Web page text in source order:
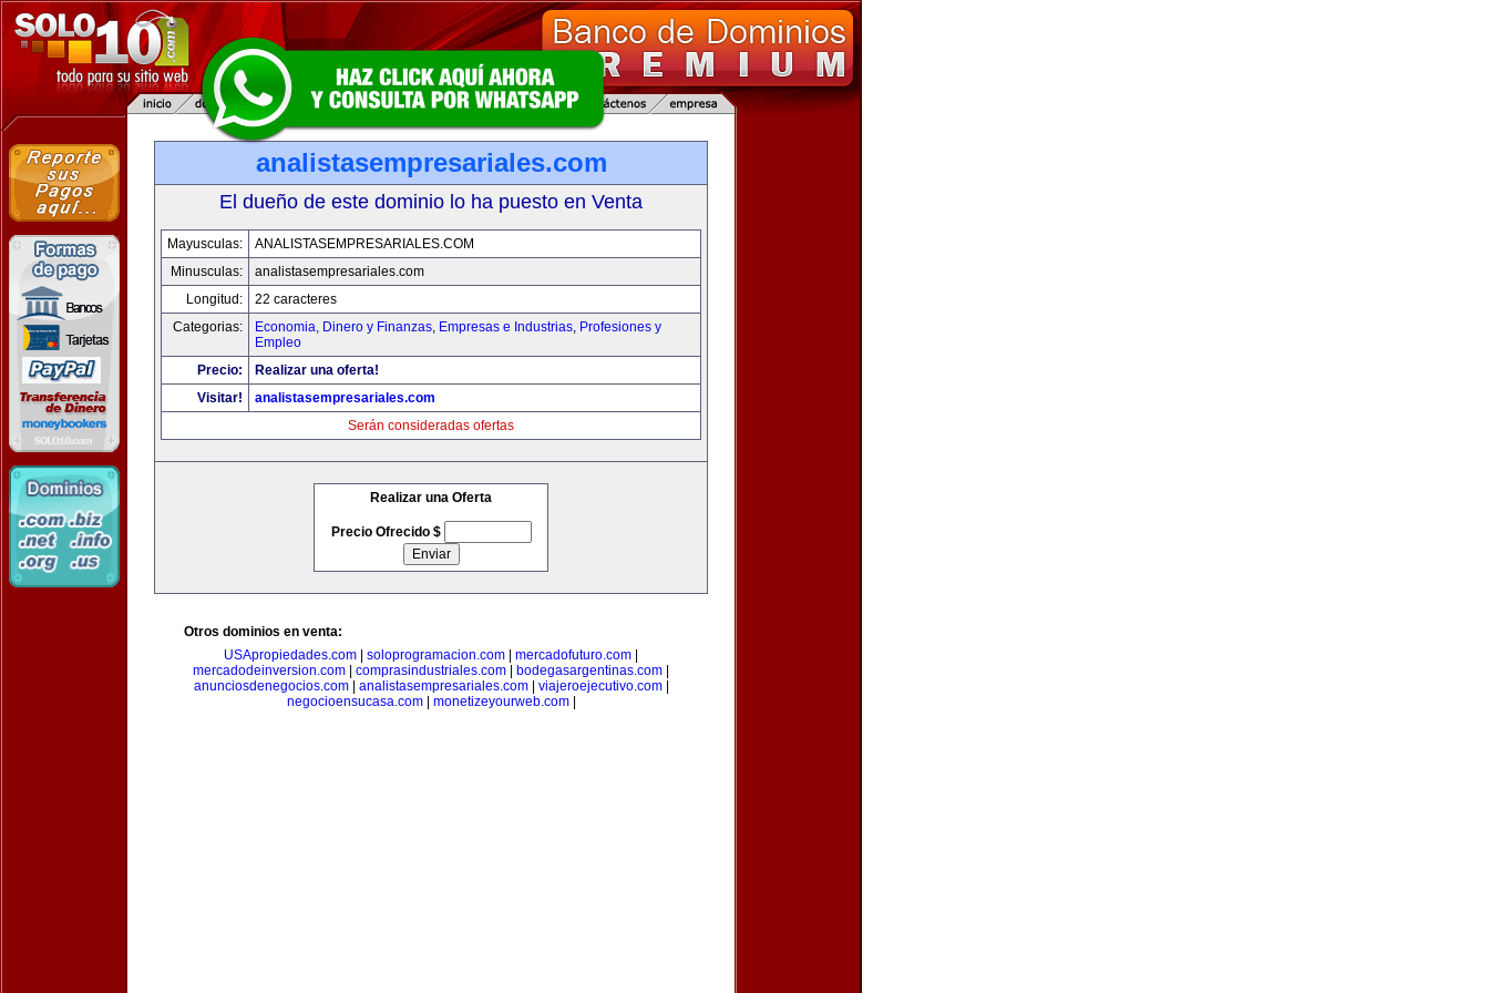
analistasempresariales.com
El dueño de este dominio lo ha puesto en Venta
Mayusculas:
ANALISTASEMPRESARIALES.COM
Minusculas:
analistasempresariales.com
Longitud:
22 caracteres
Categorias:
Economia, Dinero y Finanzas, Empresas e Industrias, Profesiones y
Empleo
Precio:
Realizar una oferta!
Visitar!
analistasempresariales.com
Serán consideradas ofertas
Realizar una Oferta
Precio Ofrecido $
Otros dominios en venta:
USApropiedades.com
soloprogramacion.com mercadofuturo.com
mercadodeinversion.com
comprasindustriales.com bodegasargentinas.com
anunciosdenegocios.com| analistasempresariales.com| viajeroejecutivo.com|
negocioensucasa.com| monetizeyourweb.com|